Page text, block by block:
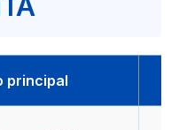
principal